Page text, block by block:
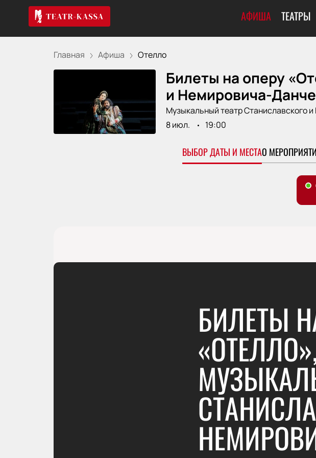
АФИША ТЕАТРЫ
Главная Афиша Отелло
Билеты на оперу
и Немировича-
Музыкальный театр Станиславского
8 июл.
19:00
ВЫБОР ДАТЫ И МЕСТАО
БИЛЕТЫ